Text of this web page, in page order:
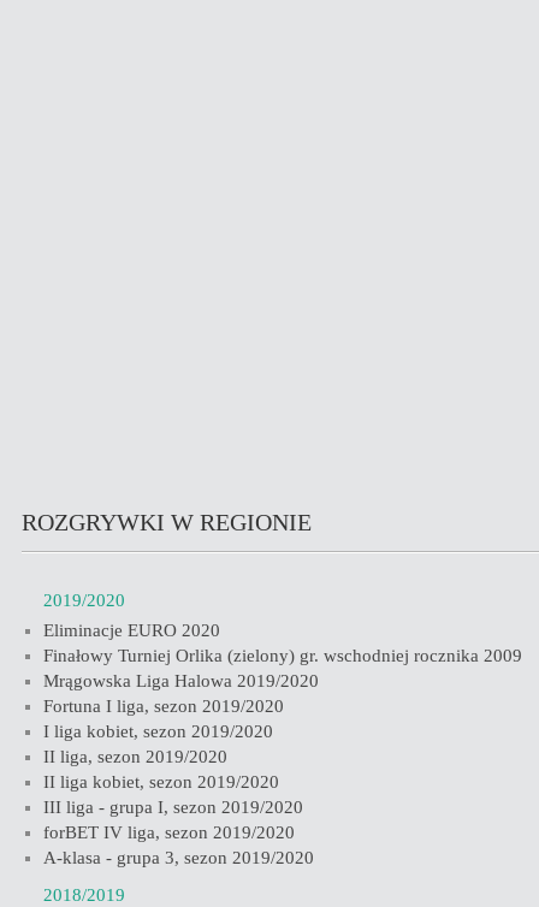
ROZGRYWKI W REGIONIE
2019/2020
Eliminacje EURO 2020
Finałowy Turniej Orlika (zielony) gr. wschodniej rocznika 2009
Mrągowska Liga Halowa 2019/2020
Fortuna I liga, sezon 2019/2020
I liga kobiet, sezon 2019/2020
II liga, sezon 2019/2020
II liga kobiet, sezon 2019/2020
III liga - grupa I, sezon 2019/2020
forBET IV liga, sezon 2019/2020
A-klasa - grupa 3, sezon 2019/2020
2018/2019